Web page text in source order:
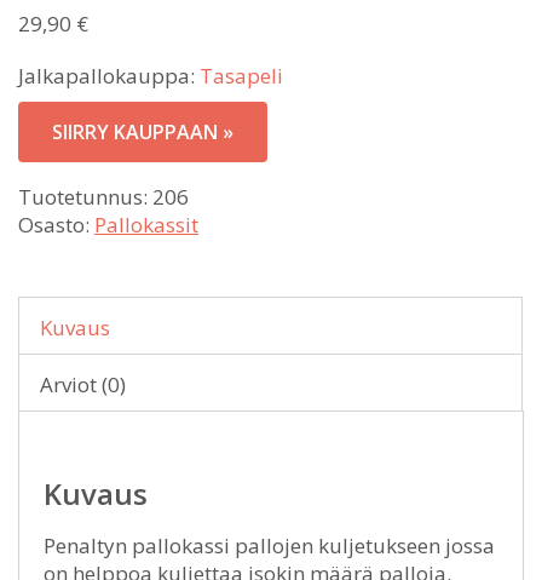
29,90 €
Jalkapallokauppa: Tasapeli
SIIRRY KAUPPAAN »
Tuotetunnus: 206
Osasto: Pallokassit
Kuvaus
Arviot (0)
Kuvaus
Penaltyn pallokassi pallojen kuljetukseen jossa
on helppoa kuljettaa isokin määrä palloja.